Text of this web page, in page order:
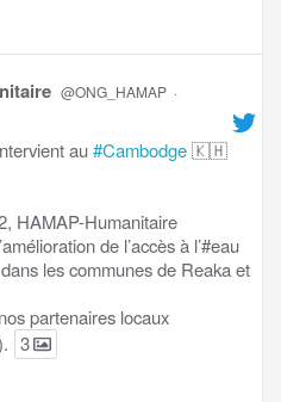
@ONG_HAMAP ·
au#Cambodge🇰🇭
HAMAP-Humanitaire
de l’accès à l’#eau
les communes de Reaka et
partenaires locaux
3